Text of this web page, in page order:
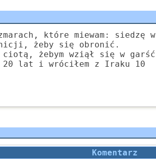
które miewam: siedzę w
żeby się obronić.
ciotą, żebym wziął się w garść
20 lat i wróciłem z Iraku 10
Komentarz